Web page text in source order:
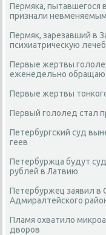
Пермяка, пытавшегося
признали невменяемым
Пермяк, зарезавший в
психиатрическую
Первые жертвы
еженедельно
Первые жертвы
Первый гололед стал
Петербургский суд
геев
Петербуржца будут
рублей в Латвию
Петербуржец заявил в
Адмиралтейского
Пламя охватило
дворов